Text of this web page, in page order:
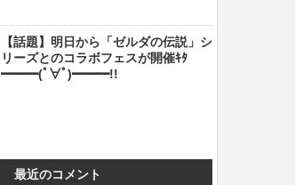
【話題】明日から「ゼルダの伝説」シ
リーズとのコラボフェスが開催ｷﾀ
━━━(ﾟ∀ﾟ)━━━!!
最近のコメント